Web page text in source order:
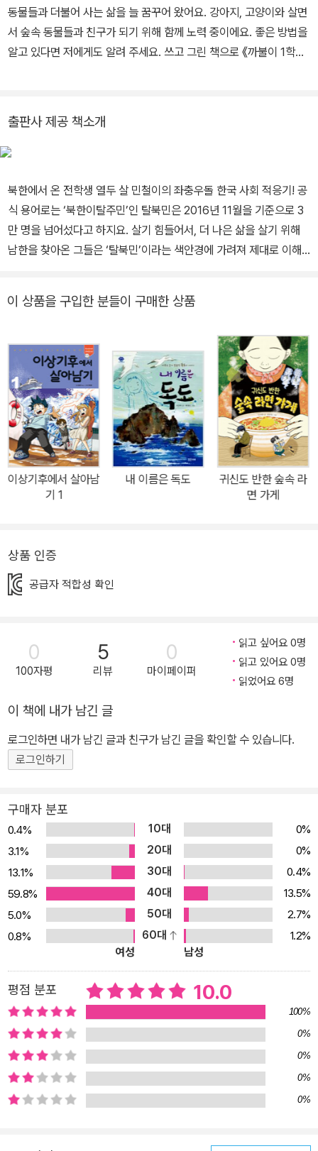
동물들과 더불어 사는 삶을 늘 꿈꾸어 왔어요. 강아지, 고양이와 살면
서 숲속 동물들과 친구가 되기 위해 함께 노력 중이에요. 좋은 방법을
알고 있다면 저에게도 알려 주세요. 쓰고 그린 책으로 《까불이 1학
출판사 제공 책소개
북한에서 온 전학생 열두 살 민철이의 좌충우돌 한국 사회 적응기! 공
식 용어로는 ‘북한이탈주민’인 탈북민은 2016년 11월을 기준으로 3
만 명을 넘어섰다고 하지요. 살기 힘들어서, 더 나은 삶을 살기 위해
남한을 찾아온 그들은 ‘탈북민’이라는 색안경에 가려져 제대로 이해
이들에 대해 얼마나 알고 있을까요? 제대로 알기 위해 얼마나 노력하
은 북한에서 내려와 남한의 학교에 다니게 된 열두 살 민철이의 눈을
통해 현재 우리의 모습을 되돌아보게 합니다. 작가는 남한 생활에 낯
설기만 한 민철이의 내면을 섬세하게 들여다봅니다. 함경북도 무산에
서는 공부도 운동도 최우등이었던 민철이는 광산에서 일하는 아버지
가 사고로 목숨을 잃자 밥도 제대로 못 먹는 시간이 이어집니다. 민철
이 엄마는 앉아서 굶은 죽는 것보다야 낫겠다는 심정으로 남한행을
택했고, 목숨을 건 탈출극 끝에 간신히 남한으로 오게 됩니다. 남한으
로 오면 모든 것이 해결될 줄 알았지만, 5학년 민철이에게도, 식당에
가 생기는 일은 다반사입니다. 낯설어하는 민철이에게 특별히 친절을
친구들은 얄밉기만 합니다. 그뿐만이 아니지요. 북한 하면 가난함, 꽃
아니냐고 반문하기도 합니다. 하지만 민철이도 되묻고 싶어집니다.
그저 배가 고파 남한으로 왔을 뿐인데 그걸 가지고 왜 놀리는지. 음식
물 쓰레기 처리가 고민이면서 왜 굶어 죽는 북한 어린이들을 그냥 두
고만 보는 것인지 말이에요. 하지만 엄마에게 늘 친절해 의심스러운
고 살아가는 형주, 왠지 민철이에게는 따뜻하기만 한 지혜 등을 만나
면서 민철이 또한 조금씩 조금씩 마음의 문을 열게 됩니다. 이 책은 탈
공존을 위해 무엇을 할 수 있을지 작은 고민을 던져 줄 것입니다.
이 상품을 구입한 분들이 구매한 상품
이상기후에서 살아남
기 1
내 이름은 독도
귀신도 반한 숲속 라
면 가게
상품 인증
공급자 적합성 확인
0
100자평
5
리뷰
0
마이페이퍼
읽고 싶어요 0명
읽고 있어요 0명
읽었어요 6명
이 책에 내가 남긴 글
로그인하면 내가 남긴 글과 친구가 남긴 글을 확인할 수 있습니다.
로그인하기
구매자 분포
0.4% 10대
0%
3.1%
20대
0%
13.1%
30대
0.4%
59.8%
40대
13.5%
5.0%
50대
2.7%
0.8%
60대
1.2%
여성
남성
평점 분포 10.0
100%
0%
0%
0%
0%